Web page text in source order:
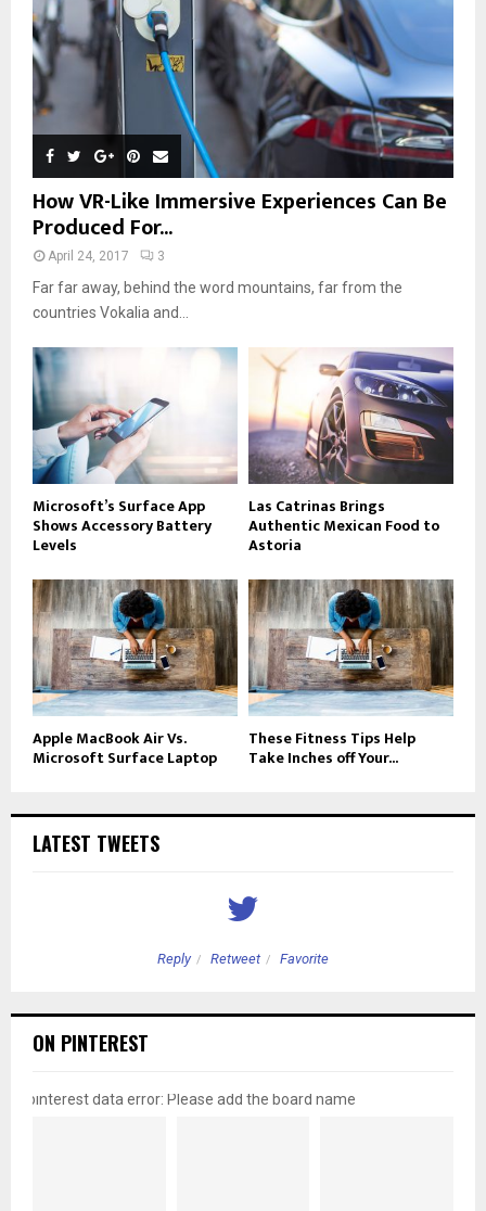
How VR-Like Immersive Experiences Can Be
Produced For...
April 24, 2017 3
Far far away, behind the word mountains, far from the
countries Vokalia and...
Microsoft’s Surface App
Shows Accessory Battery
Levels
Las Catrinas Brings
Authentic Mexican Food to
Astoria
Apple MacBook Air Vs.
Microsoft Surface Laptop
These Fitness Tips Help
Take Inches off Your...
LATEST TWEETS
Reply Retweet Favorite
ON PINTEREST
pinterest data error: Please add the board name